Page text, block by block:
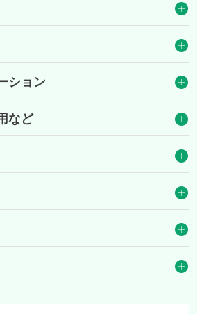
ション
など